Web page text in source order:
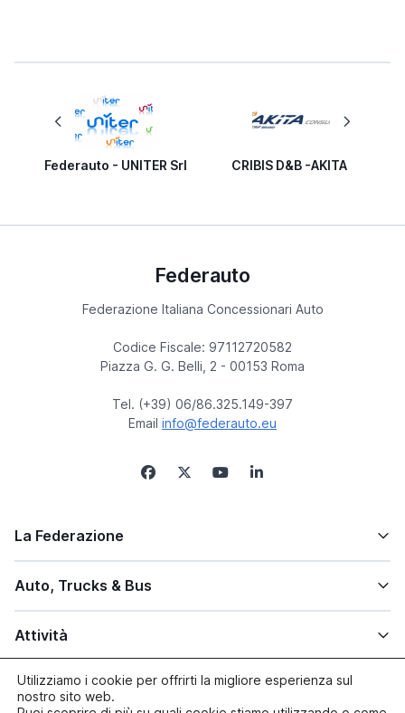
Federauto - UNITER Srl CRIBIS D&B -AKITA
Federauto
Federazione Italiana Concessionari Auto
Codice Fiscale: 97112720582
Piazza G. G. Belli, 2 - 00153 Roma
Tel. (+39) 06/86.325.149-397
Email info@federauto.eu
La Federazione
Auto, Trucks & Bus
Attività
Altre info
Utilizziamo i cookie per offrirti la migliore esperienza sul
nostro sito web.